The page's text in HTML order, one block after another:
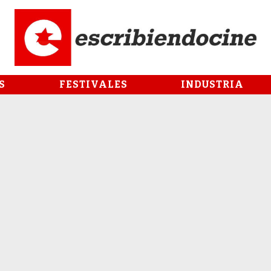
FESTIVALES INDUSTRIA